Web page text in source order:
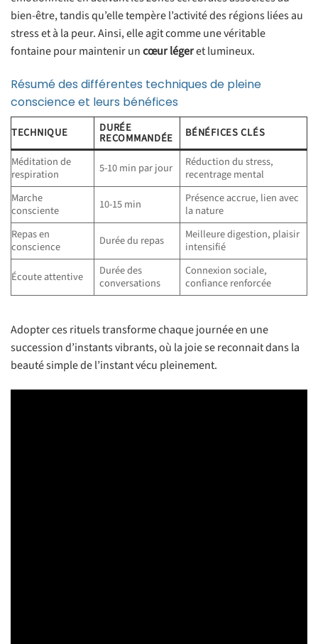
bien-être, tandis qu’elle tempère l’activité des régions liées au
stress et à la peur. Ainsi, elle agit comme une véritable
fontaine pour maintenir uncœur légeret lumineux.
Résumé des différentes techniques de pleine
conscience et leurs bénéfices
TECHNIQUE DURÉE
RECOMMANDÉE
BÉNÉFICES CLÉS
Méditation de
respiration
5-10 min par jour
Réduction du stress,
recentrage mental
Marche
consciente
10-15 min
Présence accrue, lien avec
la nature
Repas en
conscience
Durée du repas
Meilleure digestion, plaisir
intensifié
Écoute attentive
Durée des
conversations
Connexion sociale,
confiance renforcée
Adopter ces rituels transforme chaque journée en une
succession d’instants vibrants, où la joie se reconnait dans la
beauté simple de l’instant vécu pleinement.